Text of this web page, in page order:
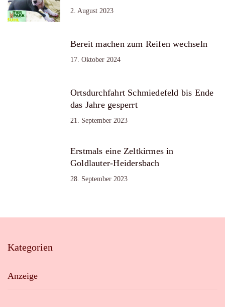
2. August 2023
Bereit machen zum Reifen wechseln
17. Oktober 2024
Ortsdurchfahrt Schmiedefeld bis Ende
das Jahre gesperrt
21. September 2023
Erstmals eine Zeltkirmes in
Goldlauter-Heidersbach
28. September 2023
Kategorien
Anzeige